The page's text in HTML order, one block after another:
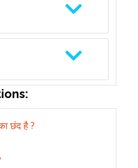
छंद है ?